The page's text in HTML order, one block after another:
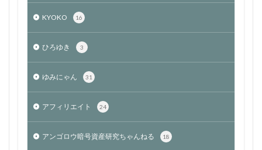
KYOKO 16
ひろゆき 3
ゆみにゃん 31
アフィリエイト 24
アンゴロウ暗号資産研究ちゃんねる 18